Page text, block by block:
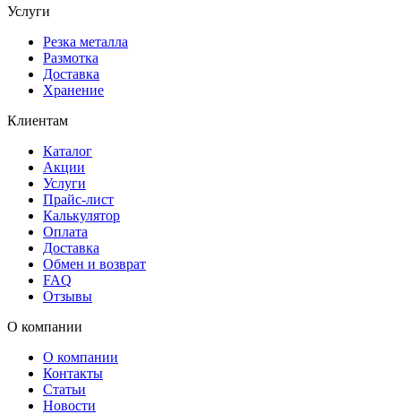
Услуги
Резка металла
Размотка
Доставка
Хранение
Клиентам
Каталог
Акции
Услуги
Прайс-лист
Калькулятор
Оплата
Доставка
Обмен и возврат
FAQ
Отзывы
О компании
О компании
Контакты
Статьи
Новости